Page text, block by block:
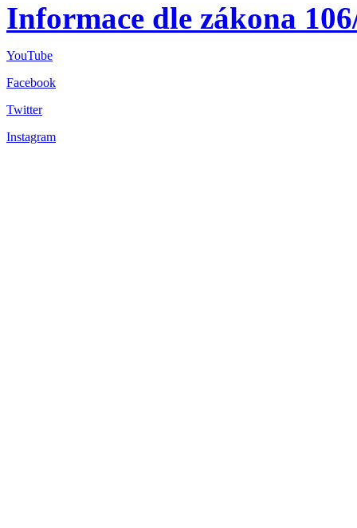
Informace dle zákona
YouTube
Facebook
Twitter
Instagram